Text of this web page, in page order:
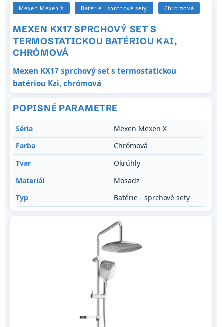
Mexen Mexen X Batérie - sprchové sety Chrómová
MEXEN KX17 SPRCHOVÝ SET S
TERMOSTATICKOU BATÉRIOU KAI,
CHRÓMOVÁ
Mexen KX17 sprchový set s termostatickou
batériou Kai, chrómová
POPISNÉ PARAMETRE
Séria
Mexen Mexen X
Farba
Chrómová
Tvar
Okrúhly
Materiál
Mosadz
Typ
Batérie - sprchové sety